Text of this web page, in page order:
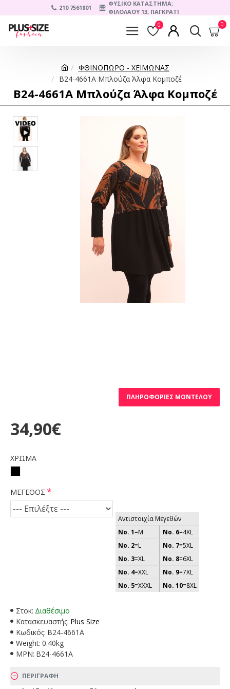
210 7561801
ΦΥΣΙΚΟ ΚΑΤΑΣΤΗΜΑ:
ΦΙΛΟΛΑΟΥ 13, ΠΑΓΚΡΑΤΙ
0 0
ΦΘΙΝΟΠΩΡΟ - ΧΕΙΜΩΝΑΣ
B24-4661A Μπλούζα Άλφα Κομποζέ
B24-4661A Μπλούζα Άλφα Κομποζέ
ΠΛΗΡΟΦΟΡΊΕΣ ΜΟΝΤΈΛΟΥ
Στοκ: Διαθέσιμο
Κατασκευαστής: Plus Size
Κωδικός: B24-4661A
Weight: 0.40kg
MPN: B24-4661A
34,90€
ΧΡΩΜΑ
ΜΕΓΕΘΟΣ
Αντιστοιχία Μεγεθών
No. 1=M No. 6=4XL
No. 2=L No. 7=5XL
No. 3=XL No. 8=6XL
No. 4=XXL No. 9=7XL
No. 5=XXXL No. 10=8XL
ΠΕΡΙΓΡΑΦΗ